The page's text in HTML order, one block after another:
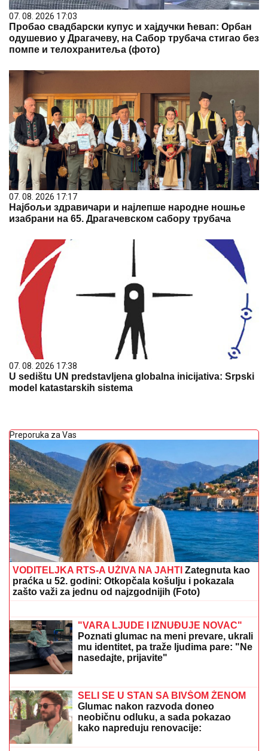
07. 08. 2026 17:03
Пробао свадбарски купус и хајдучки ћевап: Орбан
одушевио у Драгачеву, на Сабор трубача стигао без
помпе и телохранитеља (фото)
07. 08. 2026 17:17
Најбољи здравичари и најлепше народне ношње
изабрани на 65. Драгачевском сабору трубача
07. 08. 2026 17:38
U sedištu UN predstavljena globalna inicijativa: Srpski
model katastarskih sistema
Preporuka za Vas
VODITELJKA RTS-A UŽIVA NA JAHTI Zategnuta kao
praćka u 52. godini: Otkopčala košulju i pokazala
zašto važi za jednu od najzgodnijih (Foto)
SU NAŠLI TELO"Komšije otkrile
detalje ubistva Milke (82) na Novom
Beogradu: "Sina su izbegavali..."
mu identitet, pa traže ljudima pare: "Ne
nasedajte, prijavite"